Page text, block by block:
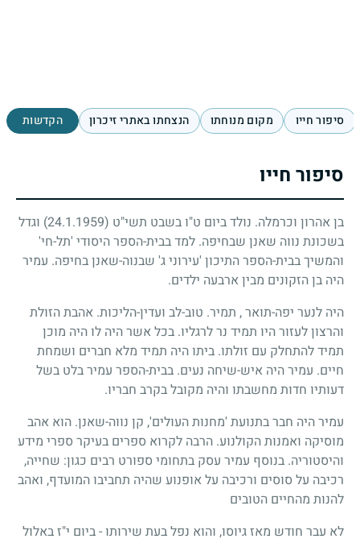
סיפור חייו מקום מנוחתו הנצחתו באתרי זיכרון הקדשות
סיפור חייו
בן אהרון וכרמלה. נולד ביום ט"ו בשבט תשי"ט (24.1.1959)
וגדל
בשכונת נווה שאנן שבחיפה. למד בבית-הספר היסודי 'תל-חי'
והמשיך בבית-הספר התיכון 'עירוני ג' שבנוה-שאנן בחיפה. עמיר
היה בן הזקונים מבין ארבעה ילדים.
היה לנער יפה-תואר , תמיר. טוב-לב ועדין-הליכות. אהבת הזולת
והרצון לעזור היו תמיד נר לרגליו. בכל אשר היה לו היה מוכן
תמיד להתחלק עם זולתו. ביתו היה תמיד מלא חברים ושמחת
חיים. עמיר היה איש-שיחה נעים. בבית-הספר עמיר בלט בשל
דעותיו חדות מחשבתו והיה מקובל בקרב חבריו.
עמיר היה חבר בתנועת 'מחנות העולים', קן נווה-שאנן. הוא אהב
מוסיקה ואמנות הקולנוע. הרבה לקרוא ספרים בעיקר ספרי מידע
והיסטוריה. בנוסף עמיר עסק בתחומי ספורט רבים כגון: שחייה,
רכיבה על סוסים ורכיבה על אופנוע שהיה תחביבו המועדף, ואהב
להנות מהחיים הטובים
לא עבר חודש מאז גיוסו, והוא נפל בעת שירותו - ביום י"ז באלול